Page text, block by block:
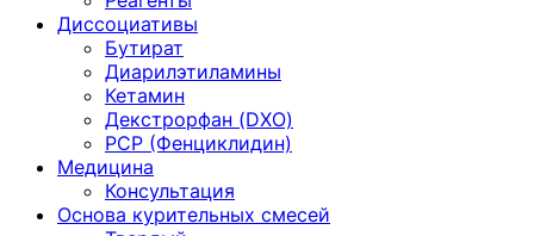
Диссоциативы
Бутират
Диарилэтиламины
Кетамин
Декстрорфан (DXO)
PCP (Фенциклидин)
Медицина
Консультация
Основа курительных смесей